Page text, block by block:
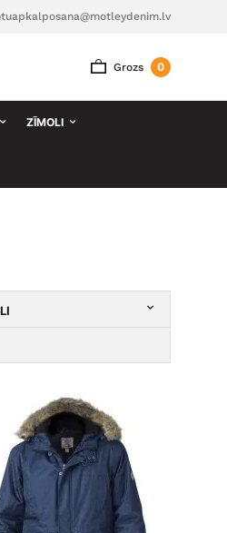
Grozs 0
ZĪMOLI